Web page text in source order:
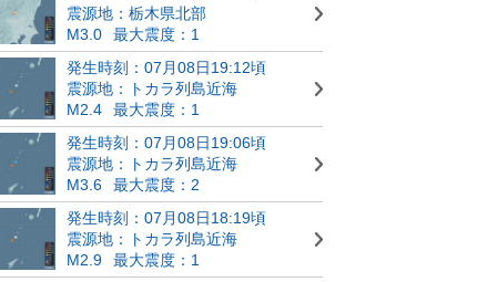
震源地：栃木県北部
M3.0
最大震度：1
発生時刻：07月08日19:12頃
震源地：トカラ列島近海
M2.4
最大震度：1
発生時刻：07月08日19:06頃
震源地：トカラ列島近海
M3.6
最大震度：2
発生時刻：07月08日18:19頃
震源地：トカラ列島近海
M2.9
最大震度：1